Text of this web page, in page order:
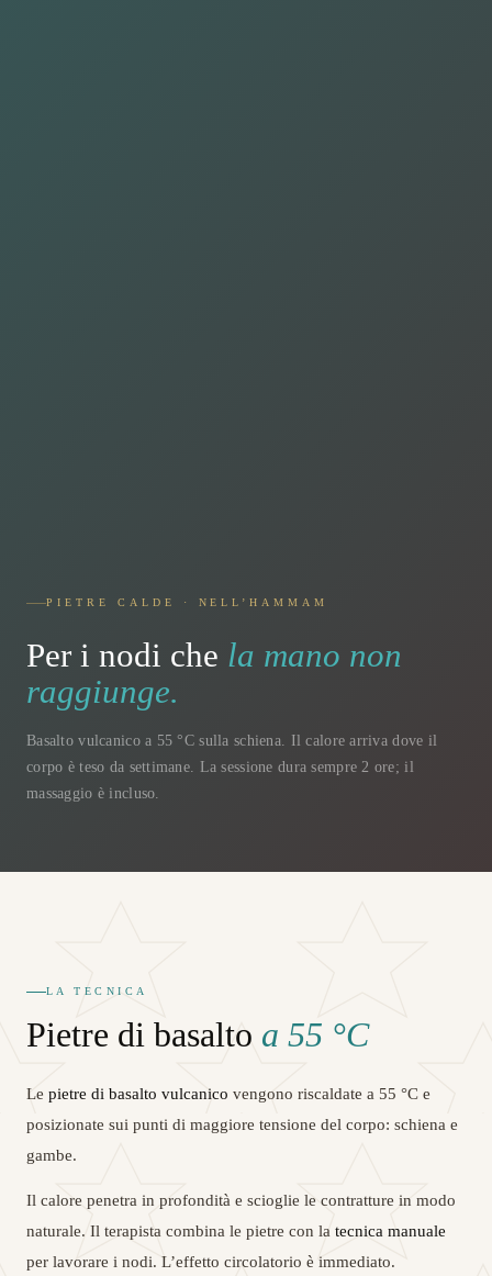
PIETRE CALDE · NELL’HAMMAM
Per i nodi che la mano non
raggiunge.
Basalto vulcanico a 55 °C sulla schiena. Il calore arriva dove il
corpo è teso da settimane. La sessione dura sempre 2 ore; il
massaggio è incluso.
LA TECNICA
Pietre di basalto a 55 °C
Le pietre di basalto vulcanico vengono riscaldate a 55 °C e
posizionate sui punti di maggiore tensione del corpo: schiena e
gambe.
Il calore penetra in profondità e scioglie le contratture in modo
naturale. Il terapista combina le pietre con la tecnica manuale
per lavorare i nodi. L’effetto circolatorio è immediato.